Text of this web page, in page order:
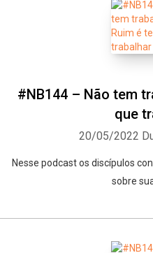
#NB144 – Não tem
que
20/05/2022
Nesse podcast os discípulos
sobre